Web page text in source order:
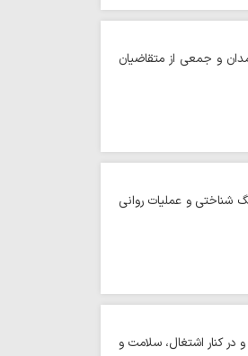
و جمعی از متقاضیان
این حضور را پاسخی قاطع به جنگ شناختی و عملیات روانی
کنار اشتغال، سلامت و